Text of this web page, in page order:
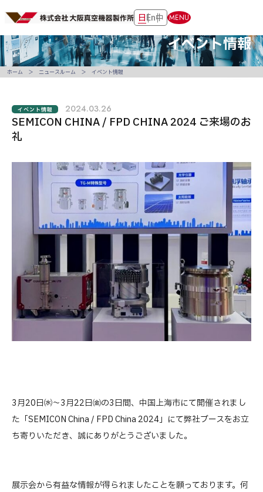
日En中 MENU
イベント情報
SEMICON CHINA / FPD CHINA 2024 ご来場のお
礼
イベント情報 2024.03.26
3月20日㈬～3月22日㈮の3日間、中国上海市にて開催されまし
た「SEMICON China / FPD China 2024」にて弊社ブースをお立
ち寄りいただき、誠にありがとうございました。
展示会から有益な情報が得られましたことを願っております。何
ホーム ニュースルーム イベント情報